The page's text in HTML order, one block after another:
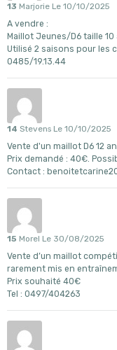
13 Marjorie Le 10/10/2025
A vendre :
Maillot Jeunes/D6 taille
Utilisé 2 saisons pour les
0485/19.13.44
14 Stevens Le 10/10/2025
Vente d'un maillot D6 12
Prix demandé : 40€.
Contact :
15 Morel Le 30/08/2025
Vente d’un maillot
rarement mis en
Prix souhaité 40€
Tel : 0497/404263